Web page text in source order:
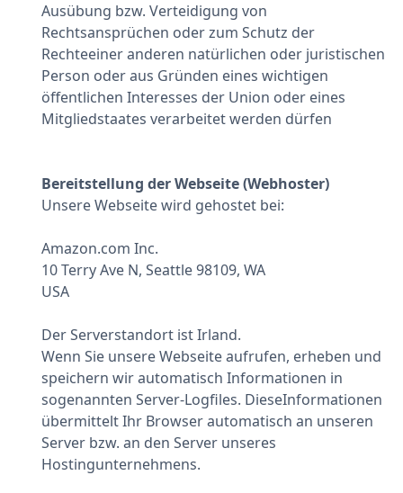
Ausübung bzw. Verteidigung von
Rechtsansprüchen oder zum Schutz der
Rechteeiner anderen natürlichen oder juristischen
Person oder aus Gründen eines wichtigen
öffentlichen Interesses der Union oder eines
Mitgliedstaates verarbeitet werden dürfen
Bereitstellung der Webseite (Webhoster)
Unsere Webseite wird gehostet bei:
Amazon.com Inc.
10 Terry Ave N, Seattle 98109, WA
USA
Der Serverstandort ist Irland.
Wenn Sie unsere Webseite aufrufen, erheben und
speichern wir automatisch Informationen in
sogenannten Server-Logfiles. DieseInformationen
übermittelt Ihr Browser automatisch an unseren
Server bzw. an den Server unseres
Hostingunternehmens.